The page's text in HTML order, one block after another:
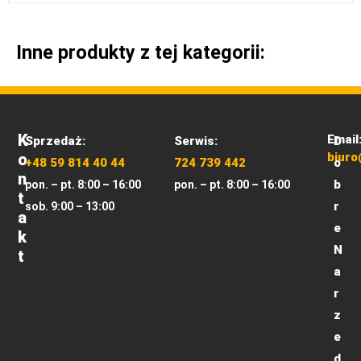
Inne produkty z tej kategorii:
K
O
N
T
A
K
T
Sprzedaż:
+48 59 814 40 44
pon. – pt. 8:00 – 16:00
sob. 9:00 – 13:00
Serwis:
724 739 442
pon. – pt. 8:00 – 16:00
Email:
D
o
b
r
e
N
a
r
z
e